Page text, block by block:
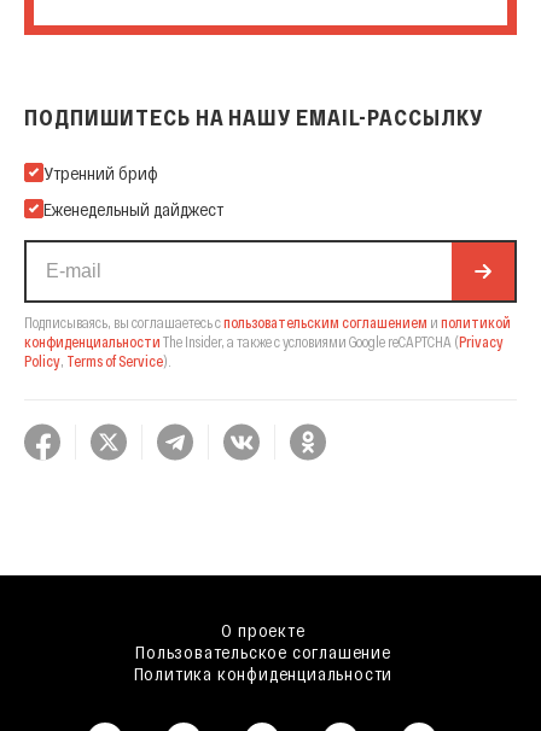
ПОДПИШИТЕСЬ НА НАШУ EMAIL-РАССЫЛКУ
Подпишитесь на нашу Email-рассылку
Утренний бриф
Еженедельный дайджест
Подписываясь, вы соглашаетесь спользовательским соглашением и политикой
конфиденциальности The Insider, а также с условиями Google reCAPTCHA (Privacy
Policy, Terms of Service).
О проекте
Пользовательское соглашение
Политика конфиденциальности